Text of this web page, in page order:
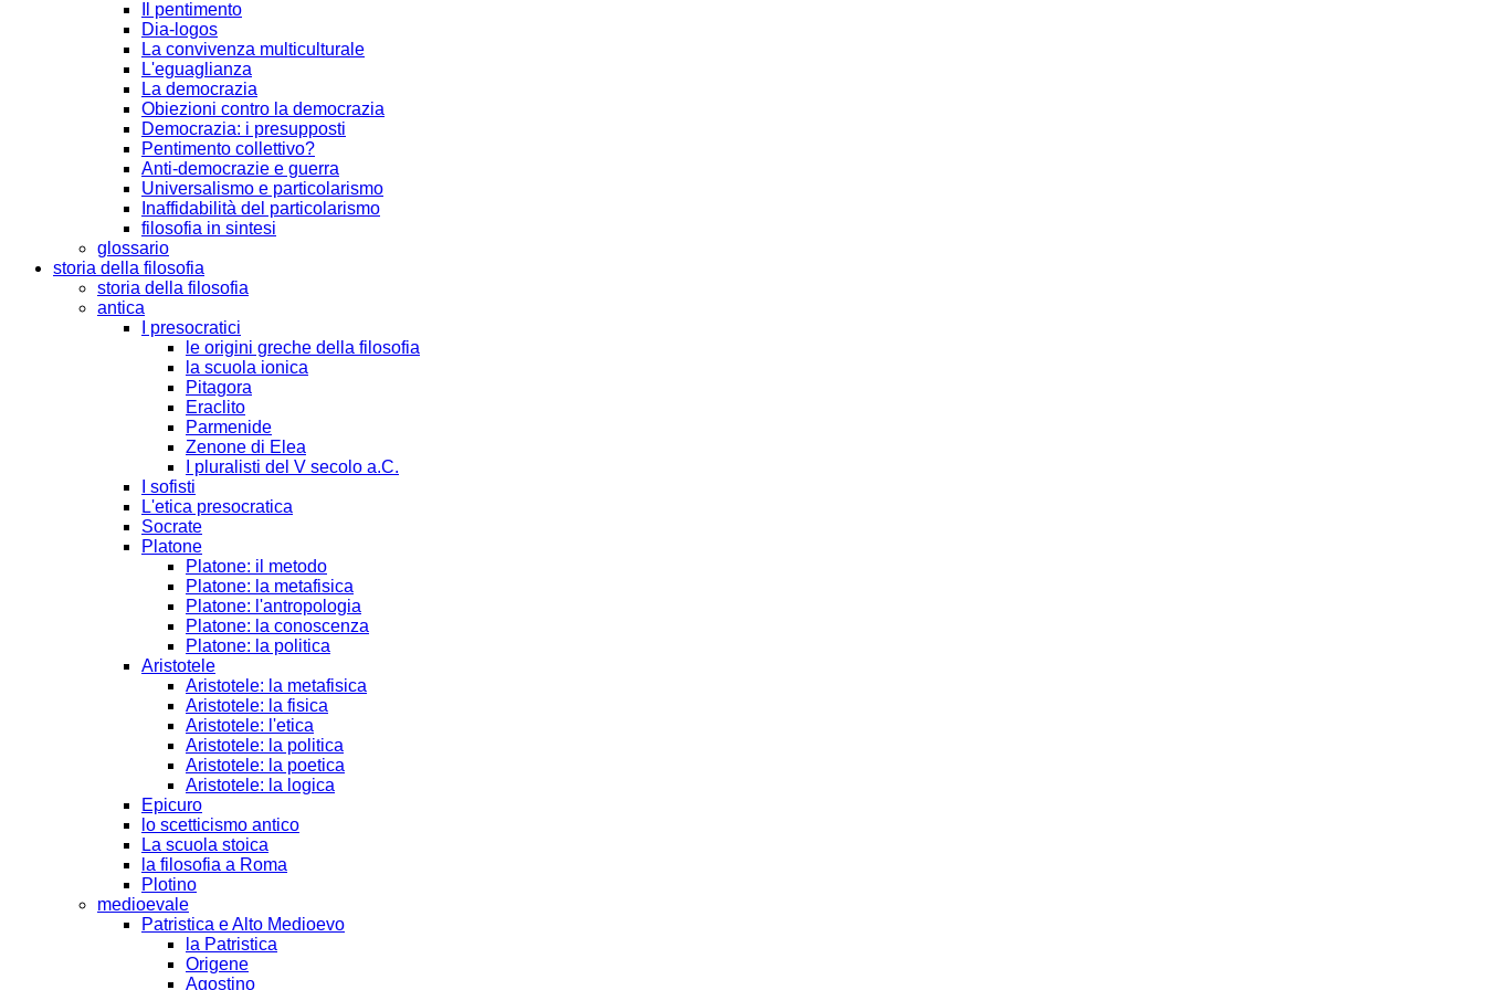
Il pentimento
Dia-logos
La convivenza multiculturale
L'eguaglianza
La democrazia
Obiezioni contro la democrazia
Democrazia: i presupposti
Pentimento collettivo?
Anti-democrazie e guerra
Universalismo e particolarismo
Inaffidabilità del particolarismo
filosofia in sintesi
glossario
storia della filosofia
storia della filosofia
antica
I presocratici
le origini greche della filosofia
la scuola ionica
Pitagora
Eraclito
Parmenide
Zenone di Elea
I pluralisti del V secolo a.C.
I sofisti
L'etica presocratica
Socrate
Platone
Platone: il metodo
Platone: la metafisica
Platone: l'antropologia
Platone: la conoscenza
Platone: la politica
Aristotele
Aristotele: la metafisica
Aristotele: la fisica
Aristotele: l'etica
Aristotele: la politica
Aristotele: la poetica
Aristotele: la logica
Epicuro
lo scetticismo antico
La scuola stoica
la filosofia a Roma
Plotino
medioevale
Patristica e Alto Medioevo
la Patristica
Origene
Agostino